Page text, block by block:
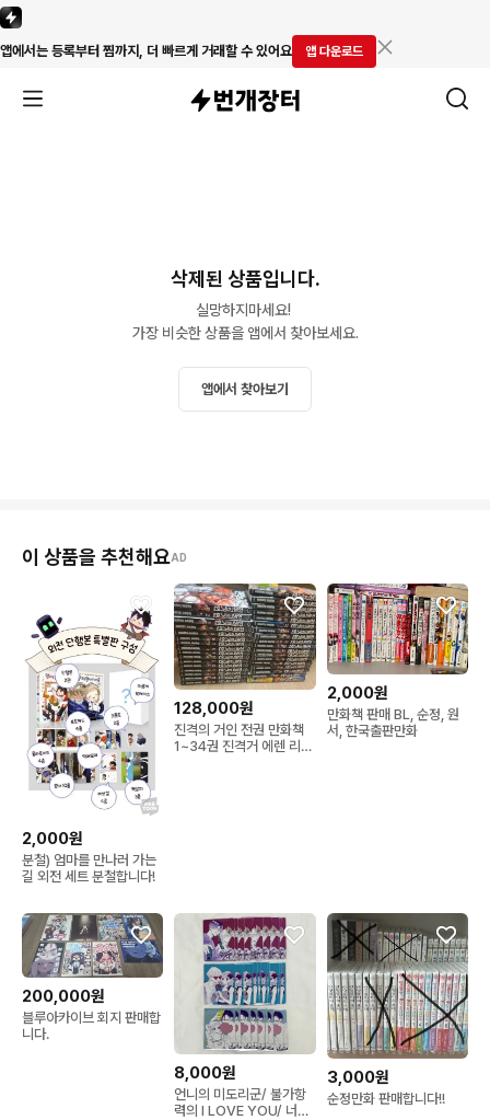
앱에서는 등록부터 찜까지, 더 빠르게 거래할 수 있어요 앱 다운로드
삭제된 상품입니다.
실망하지마세요!
가장 비슷한 상품을 앱에서 찾아보세요.
앱에서 찾아보기
이 상품을 추천해요AD
2,000원
분철) 엄마를 만나러 가는
길 외전 세트 분철합니다!
128,000원
진격의 거인 전권 만화책
1~34권 진격거 에렌 리바
2,000원
만화책 판매 BL, 순정, 원
서, 한국출판만화
200,000원
블루아카이브 회지 판매합
니다.
8,000원
언니의 미도리군/ 불가항
력의 I LOVE YOU/ 너를
3,000원
순정만화 판매합니다!!